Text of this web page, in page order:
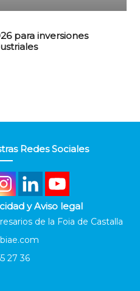
para inversiones
Redes Sociales
y Aviso legal
de la Foia de Castalla
27 36